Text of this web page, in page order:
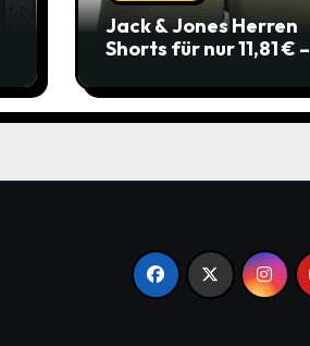
Jack & Jones Herren
Shorts für nur 11,81 € –